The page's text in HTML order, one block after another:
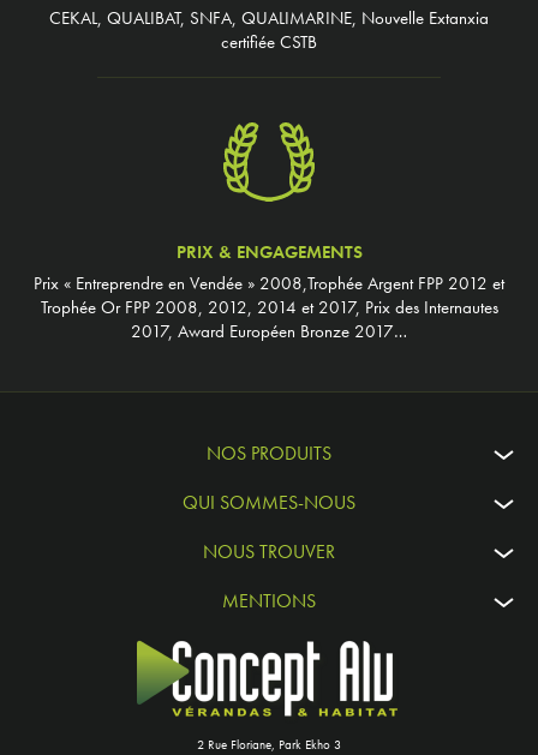
CEKAL, QUALIBAT, SNFA, QUALIMARINE, Nouvelle Extanxia
certifiée CSTB
PRIX & ENGAGEMENTS
Prix « Entreprendre en Vendée » 2008,Trophée Argent FPP 2012 et
Trophée Or FPP 2008, 2012, 2014 et 2017, Prix des Internautes
2017, Award Européen Bronze 2017…
NOS PRODUITS
QUI SOMMES-NOUS
NOUS TROUVER
MENTIONS
2 Rue Floriane, Park Ekho 3